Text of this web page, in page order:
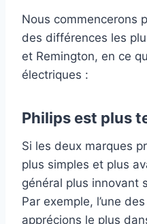
Nous commencerons
des différences les
et Remington, en ce
électriques :
Philips est plus
Si les deux marques
plus simples et plus
général plus innovant
Par exemple, l’une
apprécions le plus